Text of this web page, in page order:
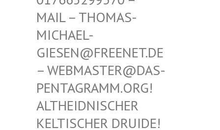
THOMAS-MICHAE
L-GIESEN
@FREENET.DE – WEBM
ASTER@DAS-PENTAG
RAMM.ORG! ALTHEI
DNISCHER KELTIS
CHER DRUIDE! NUR D